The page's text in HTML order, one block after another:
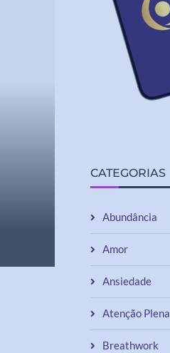
CATEGORIAS
Abundância
Amor
Ansiedade
Atenção Plena
Breathwork